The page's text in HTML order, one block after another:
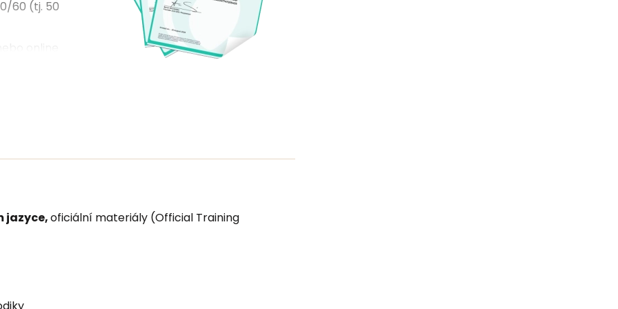
60 (tj. 50
rodilý
zakoupit
jazyce,oficiální materiály (Official Training